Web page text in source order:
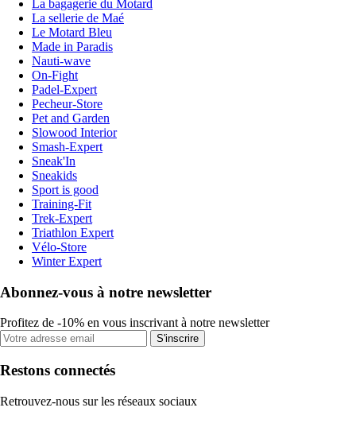
La bagagerie du Motard
La sellerie de Maé
Le Motard Bleu
Made in Paradis
Nauti-wave
On-Fight
Padel-Expert
Pecheur-Store
Pet and Garden
Slowood Interior
Smash-Expert
Sneak'In
Sneakids
Sport is good
Training-Fit
Trek-Expert
Triathlon Expert
Vélo-Store
Winter Expert
Abonnez-vous à notre newsletter
Profitez de -10% en vous inscrivant à notre newsletter
S'inscrire
Restons connectés
Retrouvez-nous sur les réseaux sociaux